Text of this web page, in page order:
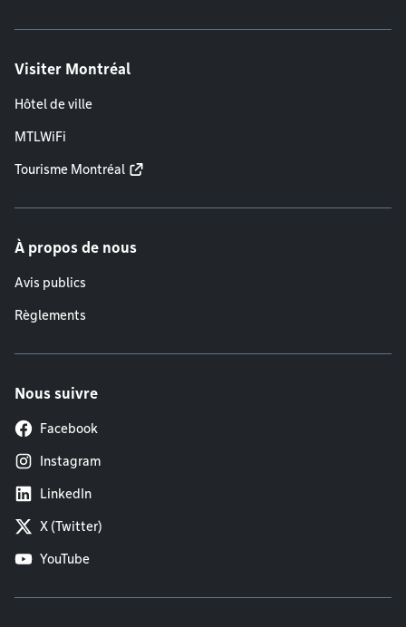
Visiter Montréal
Hôtel de ville
MTLWiFi
Tourisme Montréal
À propos de nous
Avis publics
Règlements
Nous suivre
Facebook
Instagram
LinkedIn
X (Twitter)
YouTube